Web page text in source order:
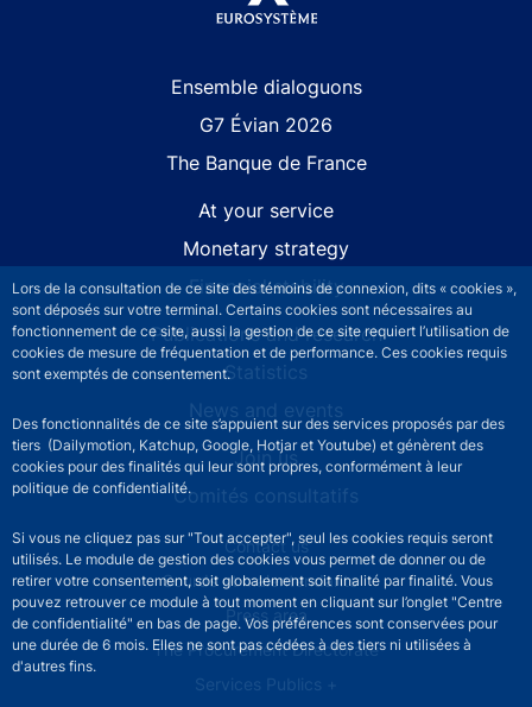
Lors de la consultation de ce site des témoins de connexion, dits « cookies »,
sont déposés sur votre terminal. Certains cookies sont nécessaires au
fonctionnement de ce site, aussi la gestion de ce site requiert l’utilisation de
cookies de mesure de fréquentation et de performance. Ces cookies requis
sont exemptés de consentement.
Des fonctionnalités de ce site s’appuient sur des services proposés par des
tiers (Dailymotion, Katchup, Google, Hotjar et Youtube) et génèrent des
cookies pour des finalités qui leur sont propres, conformément à leur
politique de confidentialité.
Si vous ne cliquez pas sur "Tout accepter", seul les cookies requis seront
utilisés. Le module de gestion des cookies vous permet de donner ou de
retirer votre consentement, soit globalement soit finalité par finalité. Vous
pouvez retrouver ce module à tout moment en cliquant sur l’onglet "Centre
de confidentialité" en bas de page. Vos préférences sont conservées pour
une durée de 6 mois. Elles ne sont pas cédées à des tiers ni utilisées à
d'autres fins.
Ensemble dialoguons
G7 Évian 2026
The Banque de France
At your service
Monetary strategy
Financial stability
Publications and research
Statistics
News and events
Join us
Comités consultatifs
Footer secondary menuContact us
Sourds et malentendants
Press area
The Procurement Directorate
Services Publics +